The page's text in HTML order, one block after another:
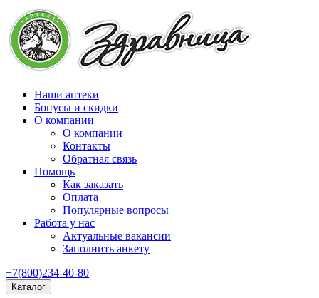
Наши аптеки
Бонусы и скидки
О компании
О компании
Контакты
Обратная связь
Помощь
Как заказать
Оплата
Популярные вопросы
Работа у нас
Актуальные вакансии
Заполнить анкету
+7(800)234-40-80
Каталог